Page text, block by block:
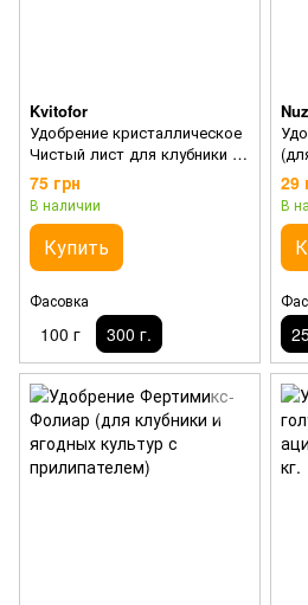
Kvitofor
Удобрение кристаллическое
Чистый лист для клубники и
земляники
75 грн
В наличии
Купить
Фасовка
100 г 300 г.
29
В